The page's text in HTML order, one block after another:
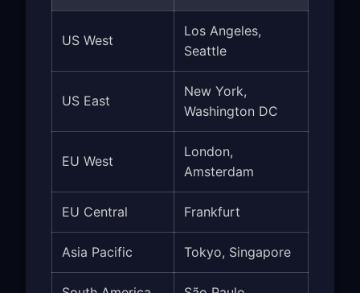
US West
Los Angeles,
Seattle
US East
New York,
Washington DC
EU West
London,
Amsterdam
EU Central Frankfurt
Asia Pacific Tokyo, Singapore